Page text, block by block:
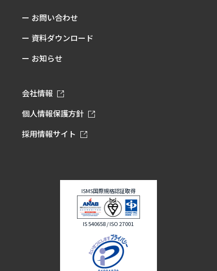
ー お問い合わせ
ー 資料ダウンロード
ー お知らせ
会社情報
個人情報保護方針
採用情報サイト
ISMS国際規格認証取得
IS 540658 / ISO 27001